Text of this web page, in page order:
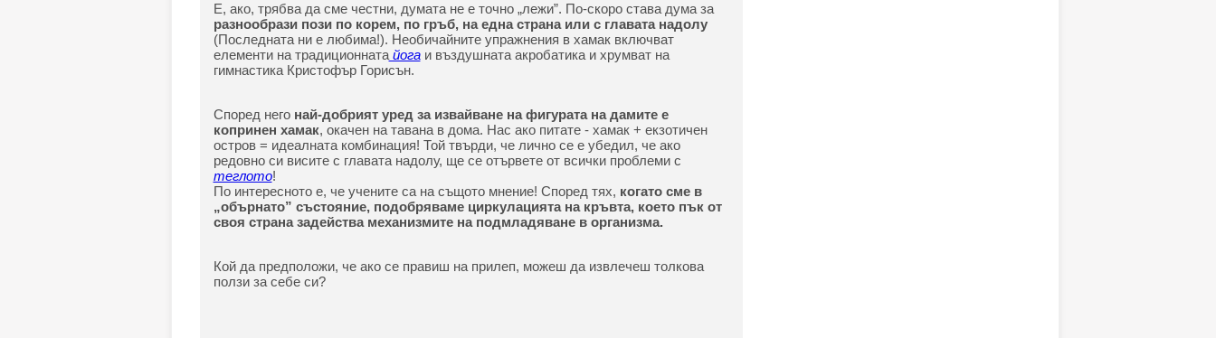
Е, ако, трябва да сме честни, думата не е точно „лежи”. По-скоро става дума за
разнообрази пози по корем, по гръб, на една страна или с главата надолу
(Последната ни е любима!). Необичайните упражнения в хамак включват
елементи на традиционнатайогаи въздушната акробатика и хрумват на
гимнастика Кристофър Горисън.
Според него най-добрият уред за извайване на фигурата на дамите е
копринен хамак, окачен на тавана в дома. Нас ако питате - хамак + екзотичен
остров = идеалната комбинация! Той твърди, че лично се е убедил, че ако
редовно си висите с главата надолу, ще се отървете от всички проблеми с
теглото!
По интересното е, че учените са на същото мнение! Според тях, когато сме в
„обърнато” състояние, подобряваме циркулацията на кръвта, което пък от
своя страна задейства механизмите на подмладяване в организма.
Кой да предположи, че ако се правиш на прилеп, можеш да извлечеш толкова
ползи за себе си?